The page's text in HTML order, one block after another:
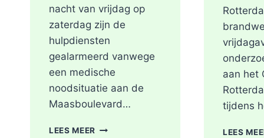
nacht van vrijdag op
zaterdag zijn de
hulpdiensten
gealarmeerd vanwege
een medische
noodsituatie aan de
Maasboulevard…
LEES MEER MEDISCHE
aan het
tijdens
LEES